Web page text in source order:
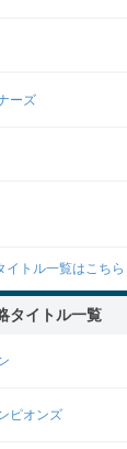
ーズ
イトル一覧はこちら
タイトル一覧
ピオンズ